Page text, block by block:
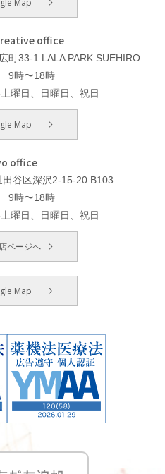
office
町33-1 LALA PARK SUEHIRO
9時〜18時
曜日、日曜日、祝日
Map
office
谷区深沢2-15-20 B103
9時〜18時
曜日、日曜日、祝日
ページへ
Map